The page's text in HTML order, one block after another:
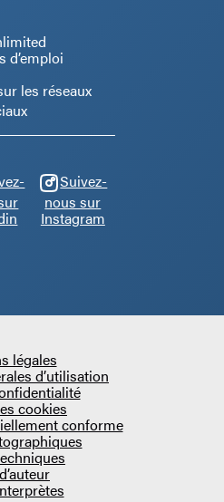
d’emploi
les réseaux
Suivez-
nous sur
Instagram
légales
d’utilisation
cookies
conforme